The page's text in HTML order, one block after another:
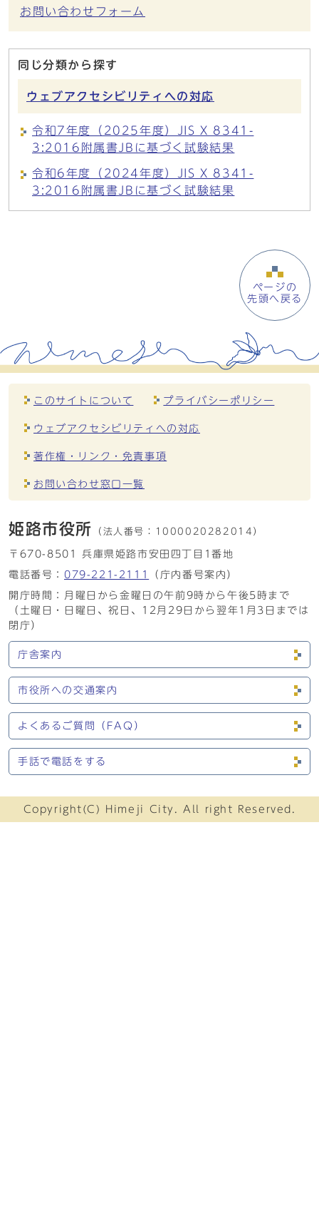
お問い合わせフォーム
同じ分類から探す
ウェブアクセシビリティへの対応
令和7年度（2025年度）JIS X 8341-
3:2016附属書JBに基づく試験結果
令和6年度（2024年度）JIS X 8341-
3:2016附属書JBに基づく試験結果
ページの
先頭へ戻る
このサイトについて プライバシーポリシー
ウェブアクセシビリティへの対応
著作権・リンク・免責事項
お問い合わせ窓口一覧
姫路市役所 （法人番号： 1000020282014）
〒670-8501 兵庫県姫路市安田四丁目1番地
電話番号： 079-221-2111
（庁内番号案内）
開庁時間：月曜日から金曜日の午前9時から午後5時まで
（土曜日・日曜日、祝日、12月29日から翌年1月3日までは
閉庁）
庁舎案内
市役所への交通案内
よくあるご質問（FAQ）
手話で電話をする
Copyright(C) Himeji City. All right Reserved.